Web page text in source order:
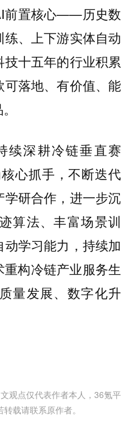
前置核心——历史数
、上下游实体自动
十五年的行业积累
落地、有价值、能
续深耕冷链垂直赛
心抓手，不断迭代
研合作，进一步沉
算法、丰富场景训
学习能力，持续加
构冷链产业服务生
量发展、数字化升
文观点仅代表作者本人，36氪平
载请联系原作者。